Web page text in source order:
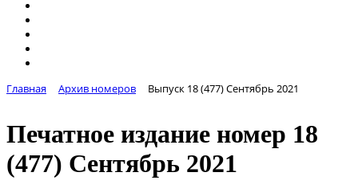
Главная Архив номеров Выпуск 18 (477) Сентябрь 2021
Печатное издание номер 18
(477) Сентябрь 2021